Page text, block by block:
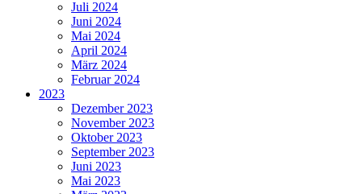
Juli 2024
Juni 2024
Mai 2024
April 2024
März 2024
Februar 2024
2023
Dezember 2023
November 2023
Oktober 2023
September 2023
Juni 2023
Mai 2023